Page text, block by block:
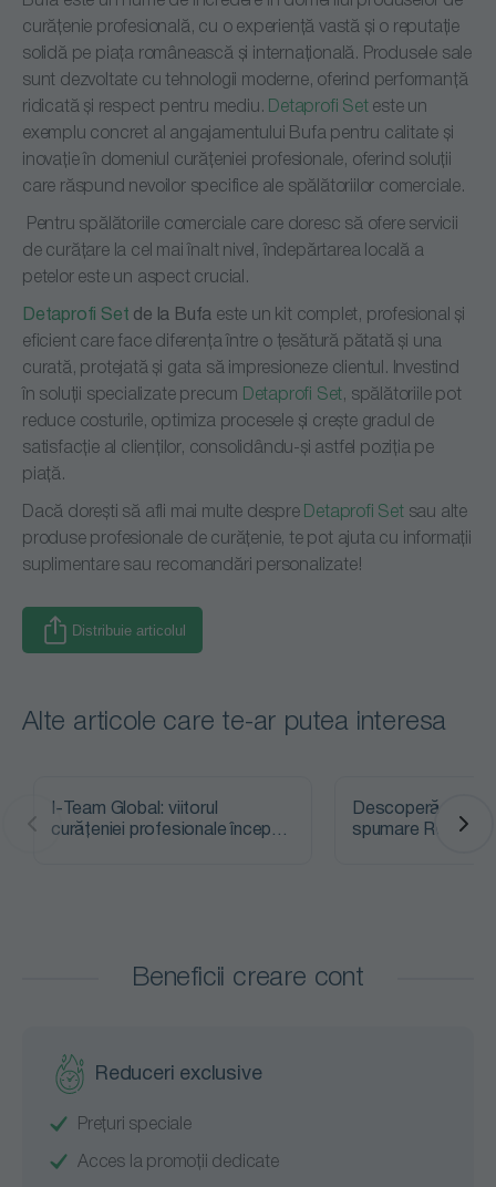
curățenie profesională, cu o experiență vastă și o reputație
solidă pe piața românească și internațională. Produsele sale
sunt dezvoltate cu tehnologii moderne, oferind performanță
ridicată și respect pentru mediu. Detaprofi Seteste un
exemplu concret al angajamentului Bufa pentru calitate și
inovație în domeniul curățeniei profesionale, oferind soluții
care răspund nevoilor specifice ale spălătoriilor comerciale.
Pentru spălătoriile comerciale care doresc să ofere servicii
de curățare la cel mai înalt nivel, îndepărtarea locală a
petelor este un aspect crucial.
Detaprofi Set de la Bufa este un kit complet, profesional și
eficient care face diferența între o țesătură pătată și una
curată, protejată și gata să impresioneze clientul. Investind
în soluții specializate precum Detaprofi Set, spălătoriile pot
reduce costurile, optimiza procesele și crește gradul de
satisfacție al clienților, consolidându-și astfel poziția pe
piață.
Dacă dorești să afli mai multe despre Detaprofi Setsau alte
produse profesionale de curățenie, te pot ajuta cu informații
suplimentare sau recomandări personalizate!
Distribuie articolul
Alte articole care te-ar putea interesa
I-Team Global: viitorul
curățeniei profesionale începe
Descoperă noile
spumare Resist
Beneficii creare cont
Reduceri exclusive
Prețuri speciale
Acces la promoții dedicate